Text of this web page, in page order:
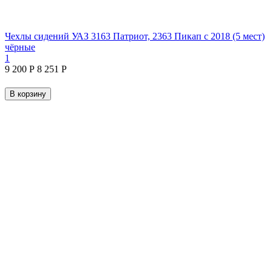
Чехлы сидений УАЗ 3163 Патриот, 2363 Пикап с 2018 (5 мест)
чёрные
1
9 200 Р 8 251 Р
В корзину